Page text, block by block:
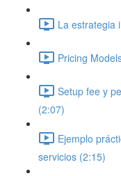
La estrategia
Pricing
Setup fee y
(2:07)
Ejemplo
servicios (2:15)